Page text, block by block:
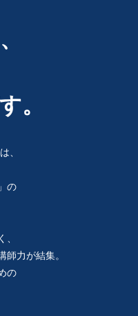
。
、
の
、
師力が結集。
の